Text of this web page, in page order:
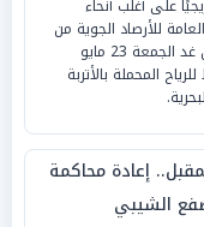
على أغلب أنحاء
للأرصاد الجوية من
موجة حارة تضرب البلاد بدءًا من غد الجمعة 23 مايو
المحملة بالأتربة
إعادة محاكمة
الشيبي